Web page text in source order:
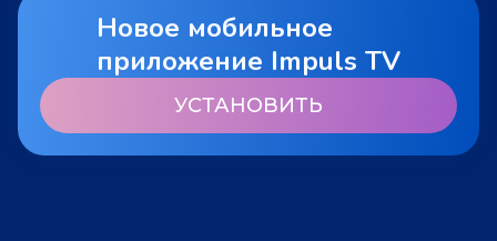
Новое мобильное
приложение Impuls TV
УСТАНОВИТЬ